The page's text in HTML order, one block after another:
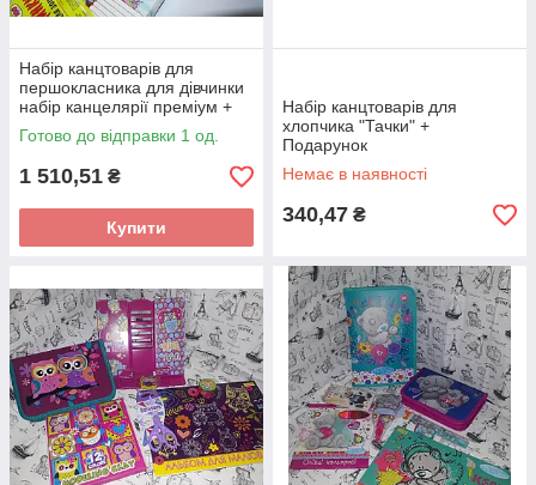
Набір канцтоварів для
першокласника для дівчинки
набір канцелярії преміум +
пенал та сумка для взуття
Готово до відправки 1 од.
1 510,51 ₴
Купити
Набір канцтоварів для
хлопчика "Тачки" +
Подарунок
Немає в наявності
340,47 ₴